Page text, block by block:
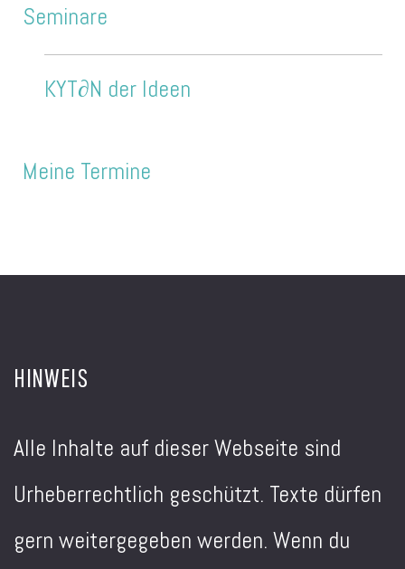
Seminare
KYT∂N der Ideen
Meine Termine
HINWEIS
Alle Inhalte auf dieser Webseite sind
Urheberrechtlich geschützt. Texte dürfen
gern weitergegeben werden. Wenn du